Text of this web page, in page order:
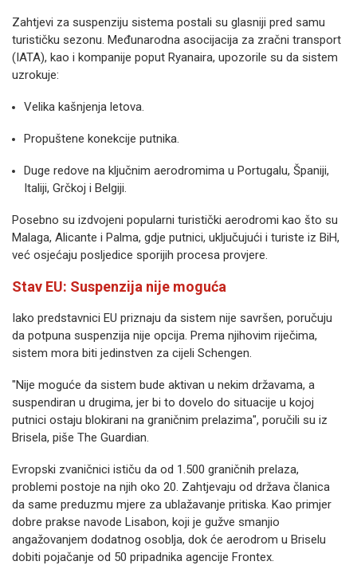
Zahtjevi za suspenziju sistema postali su glasniji pred samu
turističku sezonu. Međunarodna asocijacija za zračni transport
(IATA), kao i kompanije poput Ryanaira, upozorile su da sistem
uzrokuje:
Velika kašnjenja letova.
Propuštene konekcije putnika.
Duge redove na ključnim aerodromima u Portugalu, Španiji,
Italiji, Grčkoj i Belgiji.
Posebno su izdvojeni popularni turistički aerodromi kao što su
Malaga, Alicante i Palma, gdje putnici, uključujući i turiste iz BiH,
već osjećaju posljedice sporijih procesa provjere.
Stav EU: Suspenzija nije moguća
Iako predstavnici EU priznaju da sistem nije savršen, poručuju
da potpuna suspenzija nije opcija. Prema njihovim riječima,
sistem mora biti jedinstven za cijeli Schengen.
"Nije moguće da sistem bude aktivan u nekim državama, a
suspendiran u drugima, jer bi to dovelo do situacije u kojoj
putnici ostaju blokirani na graničnim prelazima", poručili su iz
Brisela, piše The Guardian.
Evropski zvaničnici ističu da od 1.500 graničnih prelaza,
problemi postoje na njih oko 20. Zahtjevaju od država članica
da same preduzmu mjere za ublažavanje pritiska. Kao primjer
dobre prakse navode Lisabon, koji je gužve smanjio
angažovanjem dodatnog osoblja, dok će aerodrom u Briselu
dobiti pojačanje od 50 pripadnika agencije Frontex.